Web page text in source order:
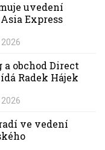
uvedení
Express
obchod Direct
Radek Hájek
ve vedení